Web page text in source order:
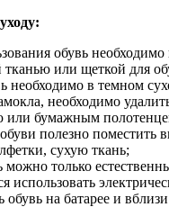
обувь необходимо
тканью или щеткой для
необходимо в темном
необходимо
или бумажным
полезно поместить
сухую ткань;
можно только
использовать
обувь на батарее и